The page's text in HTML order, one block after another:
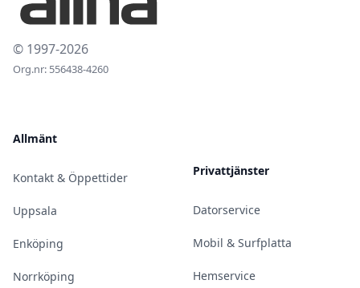
© 1997-2026
Org.nr: 556438-4260
Allmänt
Kontakt & Öppettider
Uppsala
Enköping
Norrköping
Privattjänster
Datorservice
Mobil & Surfplatta
Hemservice